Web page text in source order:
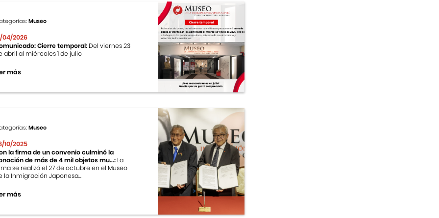
Museo
04/2026
Cierre temporal: Del viernes 23
abril al miércoles 1 de julio
más
Museo
10/2025
la firma de un convenio culminó la
de más de 4 mil objetos mu...: La
se realizó el 27 de octubre en el Museo
la Inmigración Japonesa...
más